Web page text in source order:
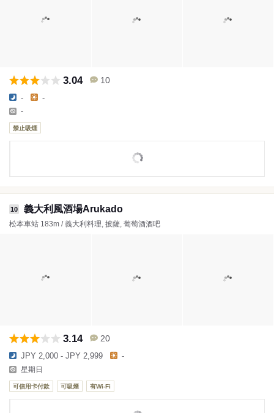
3.04 10
- -
-
禁止吸煙
10 義大利風酒場Arukado
松本車站 183m / 義大利料理, 披薩, 葡萄酒酒吧
3.14 20
JPY 2,000 - JPY 2,999 -
星期日
可信用卡付款 可吸煙 有Wi-Fi